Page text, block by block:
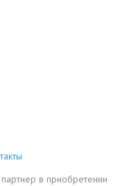
в приобретении